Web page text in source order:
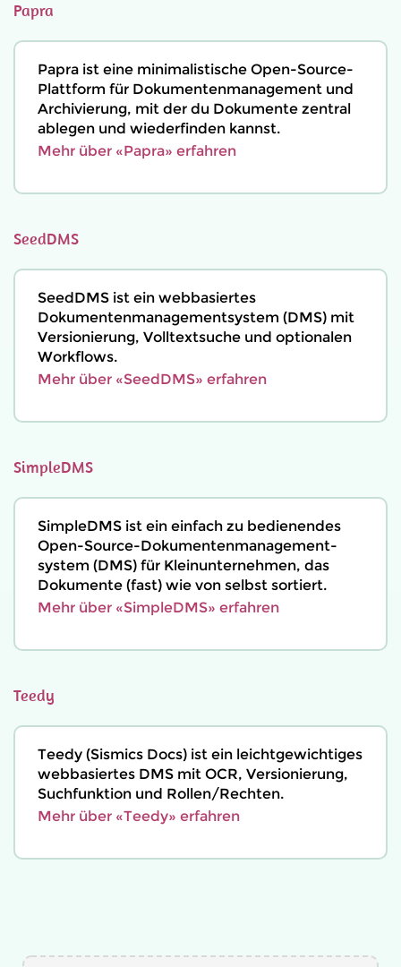
Papra
Papra ist eine minimalistische Open-Source-
Plattform für Dokumentenmanagement und
Archivierung, mit der du Dokumente zentral
ablegen und wiederfinden kannst.
Mehr über «Papra» erfahren
SeedDMS
SeedDMS ist ein webbasiertes
Dokumentenmanagementsystem (DMS) mit
Versionierung, Volltextsuche und optionalen
Workflows.
Mehr über «SeedDMS» erfahren
SimpleDMS
SimpleDMS ist ein einfach zu bedienendes
Open-Source-Dokumenten­management­
system (DMS) für Kleinunternehmen, das
Dokumente (fast) wie von selbst sortiert.
Mehr über «SimpleDMS» erfahren
Teedy
Teedy (Sismics Docs) ist ein leichtgewichtiges
webbasiertes DMS mit OCR, Versionierung,
Suchfunktion und Rollen/Rechten.
Mehr über «Teedy» erfahren